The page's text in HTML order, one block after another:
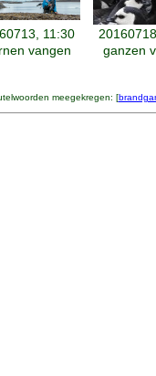
11:30
vangen
ganzen
meegekregen: [